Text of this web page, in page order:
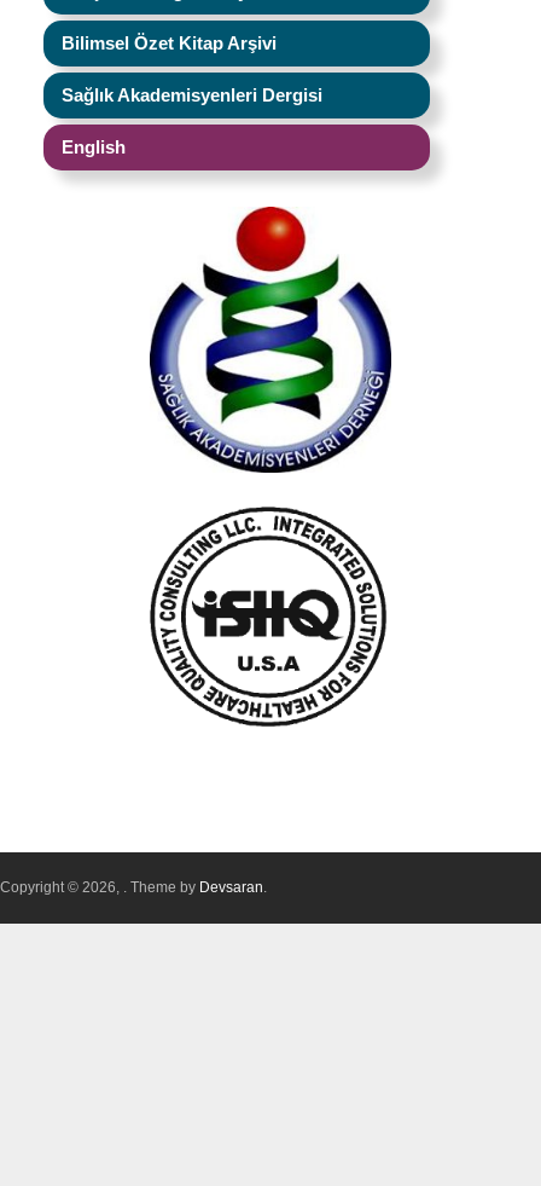
Bilimsel Özet Kitap Arşivi
Sağlık Akademisyenleri Dergisi
English
Copyright © 2026, . Theme by Devsaran